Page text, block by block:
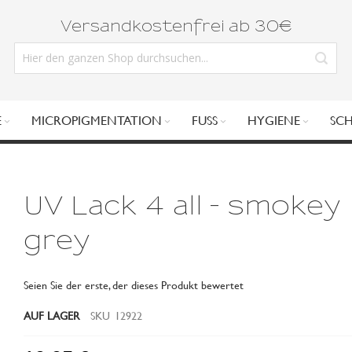
Versandkostenfrei ab 30€
MICROPIGMENTATION FUSS HYGIENE
UV Lack 4 all - smokey
grey
Seien Sie der erste, der dieses Produkt bewertet
AUF LAGER
SKU 12922